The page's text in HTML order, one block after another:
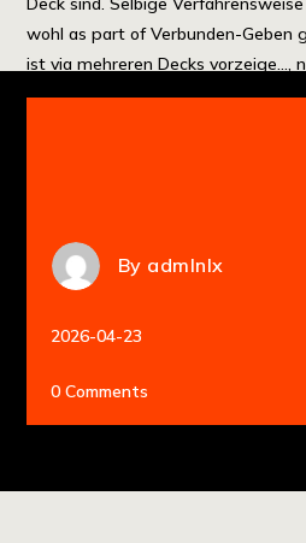
wohl as part of Verbunden-Geben
ist via mehreren Decks vorzeige…,
wieder vielseitig sind. Besondere
By admlnlx
2026-04-23
0 Comments